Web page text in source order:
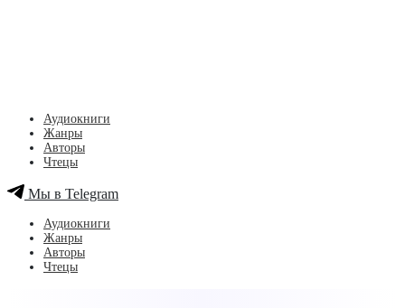
Аудиокниги
Жанры
Авторы
Чтецы
Мы в Telegram
Аудиокниги
Жанры
Авторы
Чтецы